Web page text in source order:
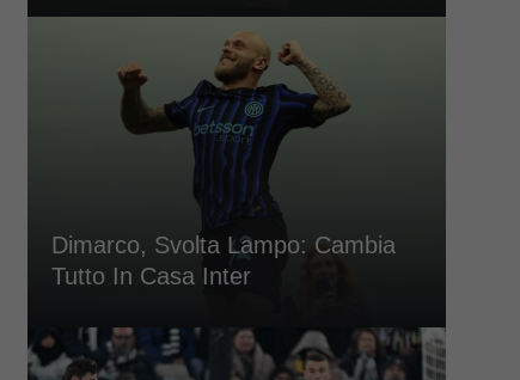
Dimarco, Svolta Lampo: Cambia
Tutto In Casa Inter